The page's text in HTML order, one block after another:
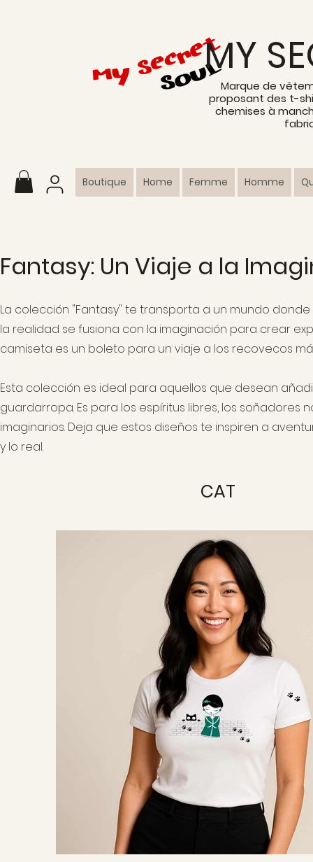
MY
Marque de
proposant des t-
chemises à
Boutique Home Femme Homme
Fantasy: Un Viaje a la
La colección "Fantasy" te transporta a un mundo
la realidad se fusiona con la imaginación para crear
camiseta es un boleto para un viaje a los recovecos
Esta colección es ideal para aquellos que desean
guardarropa. Es para los espíritus libres, los soñadores
imaginarios. Deja que estos diseños te inspiren a
y lo real.
CAT